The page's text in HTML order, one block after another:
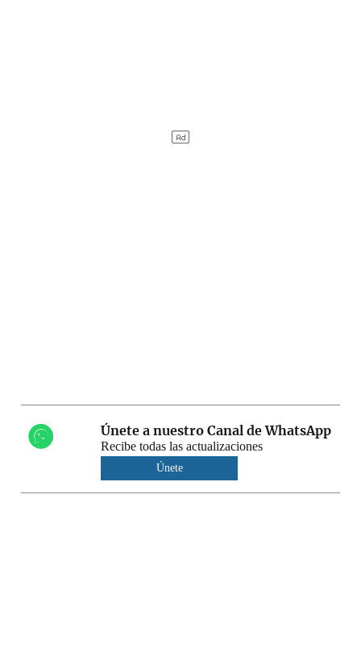
Únete a nuestro Canal de WhatsApp
Recibe todas las actualizaciones
Únete